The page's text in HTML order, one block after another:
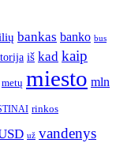
bankas banko bus
iš kad kaip
metų miesto mln
rinkos
už vandenys